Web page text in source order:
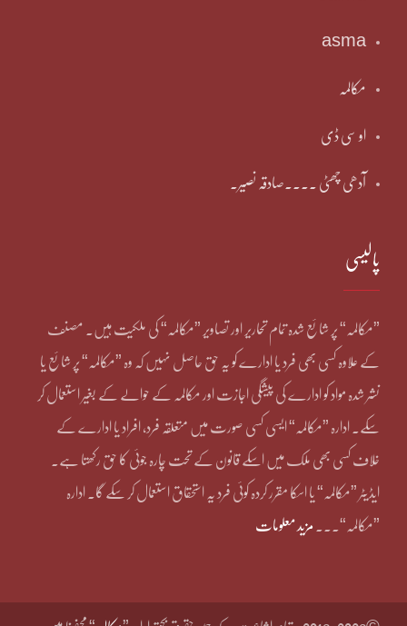
asma
مکالمہ
او سی ڈی
آدھی چھٹی ۔۔۔۔صادقہ نصیر۔
پالیسی
”مکالمہ“ پر شائع شدہ تمام تحاریر اور تصاویر ”مکالمہ“ کی ملکیت ہیں۔ مصنف
کے علاوہ کسی بھی فرد یا ادارے کو یہ حق حاصل نہیں کہ وہ ”مکالمہ“ پر شائع یا
نشر شدہ مواد کو ادارے کی پیشگی اجازت اور مکالمہ کے حوالے کے بغیر استعمال کر
سکے۔ ادارہ ”مکالمہ“ ایسی کسی صورت میں متعلقہ فرد، افراد یا ادارے کے
خلاف کسی بھی ملک میں اسکے قانون کے تحت چارہ جوئی کا حق رکھتا ہے۔
ایڈیٹر ”مکالمہ“ یا اسکا مقرر کردہ کوئی فرد یہ استحقاق استعمال کر سکے گا۔ ادارہ
”مکالمہ“۔۔۔ مزید معلومات